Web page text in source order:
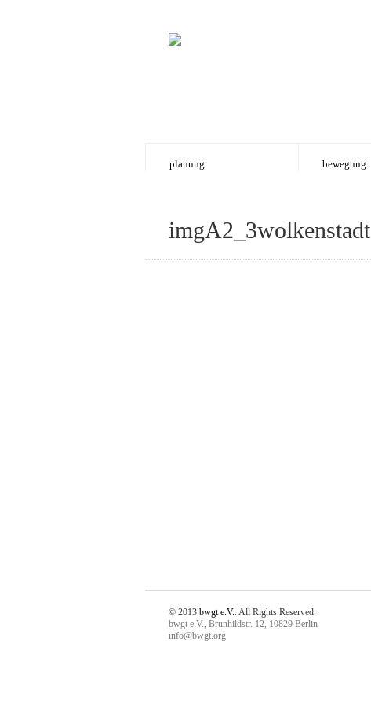
planung bewegung
imgA2_3wolkenstadt
© 2013 bwgt e.V.. All Rights Reserved.
bwgt e.V., Brunhildstr. 12, 10829 Berlin
info@bwgt.org